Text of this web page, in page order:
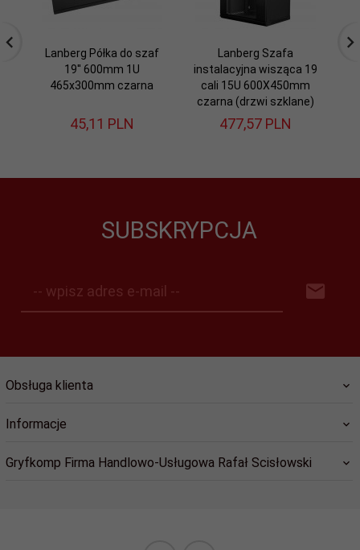
Lanberg Półka do szaf
19'' 600mm 1U
465x300mm czarna
45,11 PLN
Lanberg Szafa
instalacyjna wisząca 19
cali 15U 600X450mm
czarna (drzwi szklane)
477,57 PLN
SUBSKRYPCJA
-- wpisz adres e-mail --
Obsługa klienta
Informacje
Gryfkomp Firma Handlowo-Usługowa Rafał Scisłowski